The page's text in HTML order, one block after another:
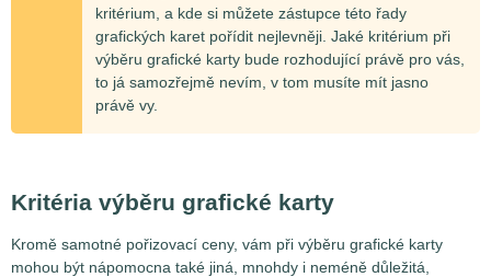
kritérium, a kde si můžete zástupce této řady
grafických karet pořídit nejlevněji. Jaké kritérium při
výběru grafické karty bude rozhodující právě pro vás,
to já samozřejmě nevím, v tom musíte mít jasno
právě vy.
Kritéria výběru grafické karty
Kromě samotné pořizovací ceny, vám při výběru grafické karty
mohou být nápomocna také jiná, mnohdy i neméně důležitá,